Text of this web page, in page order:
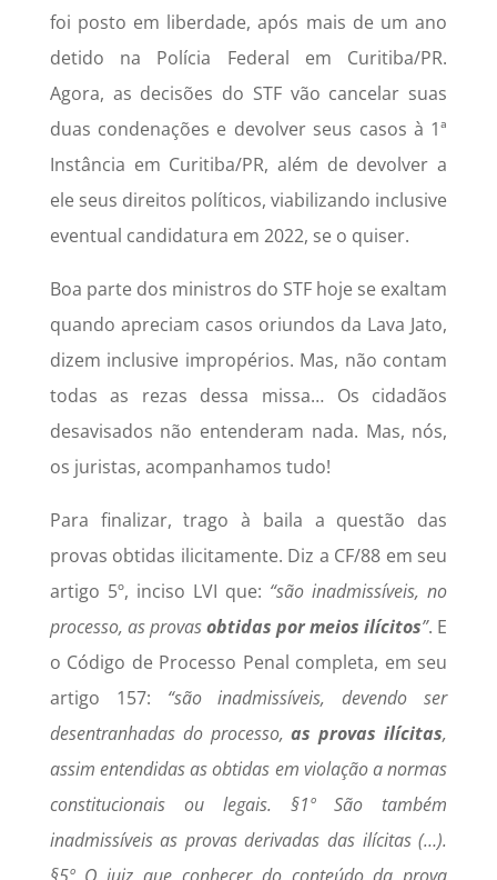
foi posto em liberdade, após mais de um ano
detido na Polícia Federal em Curitiba/PR.
Agora, as decisões do STF vão cancelar suas
duas condenações e devolver seus casos à 1ª
Instância em Curitiba/PR, além de devolver a
ele seus direitos políticos, viabilizando inclusive
eventual candidatura em 2022, se o quiser.
Boa parte dos ministros do STF hoje se exaltam
quando apreciam casos oriundos da Lava Jato,
dizem inclusive impropérios. Mas, não contam
todas as rezas dessa missa… Os cidadãos
desavisados não entenderam nada. Mas, nós,
os juristas, acompanhamos tudo!
Para finalizar, trago à baila a questão das
provas obtidas ilicitamente. Diz a CF/88 em seu
artigo 5º, inciso LVI que: “são inadmissíveis, no
processo, as provasobtidas por meios ilícitos”. E
o Código de Processo Penal completa, em seu
artigo 157: “são inadmissíveis, devendo ser
desentranhadas do processo,as provas ilícitas,
assim entendidas as obtidas em violação a normas
constitucionais ou legais. §1º São também
inadmissíveis as provas derivadas das ilícitas (…).
§5º O juiz que conhecer do conteúdo da prova